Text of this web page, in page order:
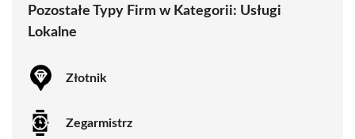
Pozostałe Typy Firm w Kategorii: Usługi
Lokalne
Złotnik
Zegarmistrz